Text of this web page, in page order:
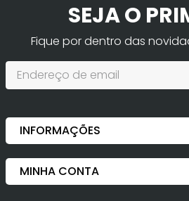
SEJA O
Fique por dentro das